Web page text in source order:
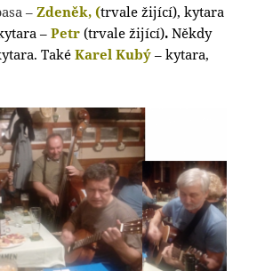
– Zdeněk, (trvale žijící), kytara
–Petr (trvale žijící).Někdy
TakéKarel Kubý – kytara,